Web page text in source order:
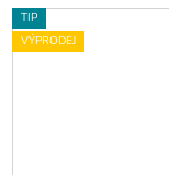
TIP
VÝPRODEJ